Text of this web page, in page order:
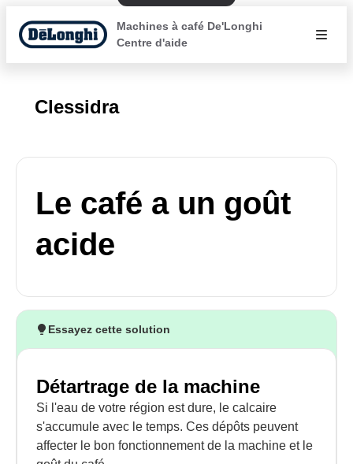
Machines à café De'Longhi
Centre d'aide
Clessidra
Le café a un goût
acide
Essayez cette solution
Détartrage de la machine
Si l'eau de votre région est dure, le calcaire
s'accumule avec le temps. Ces dépôts peuvent
affecter le bon fonctionnement de la machine et le